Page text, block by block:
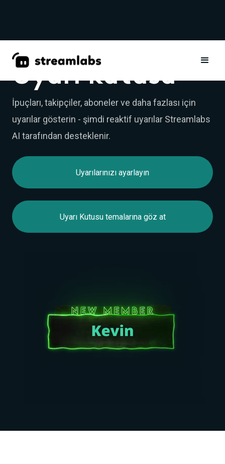
Uyarı kutusu
İpuçları, takipçiler, aboneler ve daha fazlası için
uyarılar gösterin - şimdi reaktif uyarılar Streamlabs
AI tarafından desteklenir.
Uyarılarınızı ayarlayın
Uyarı Kutusu temalarına göz at